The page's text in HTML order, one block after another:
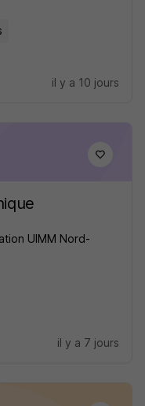
il y a 10 jours
UIMM Nord-
il y a 7 jours